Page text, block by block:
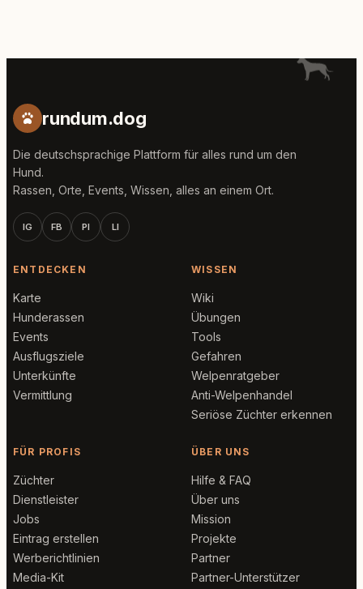
rundum.dog
Die deutschsprachige Plattform für alles rund um den
Hund.
Rassen, Orte, Events, Wissen, alles an einem Ort.
IG FB PI LI
ENTDECKEN
Karte
Hunderassen
Events
Ausflugsziele
Unterkünfte
Vermittlung
WISSEN
Wiki
Übungen
Tools
Gefahren
Welpenratgeber
Anti-Welpenhandel
Seriöse Züchter erkennen
FÜR PROFIS
Züchter
Dienstleister
Jobs
Eintrag erstellen
Werberichtlinien
Media-Kit
ÜBER UNS
Hilfe & FAQ
Über uns
Mission
Projekte
Partner
Partner-Unterstützer